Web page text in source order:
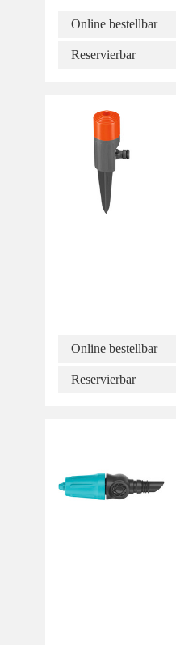
Online bestellbar
Reservierbar
Online bestellbar
Reservierbar